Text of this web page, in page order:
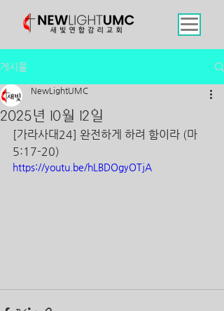
게시물
2025년 10월 12일
NewLightUMC
[가라사대24] 완전하게 하려 함이라 (마
5:17-20)
https://youtu.be/hLBDOgyOTjA